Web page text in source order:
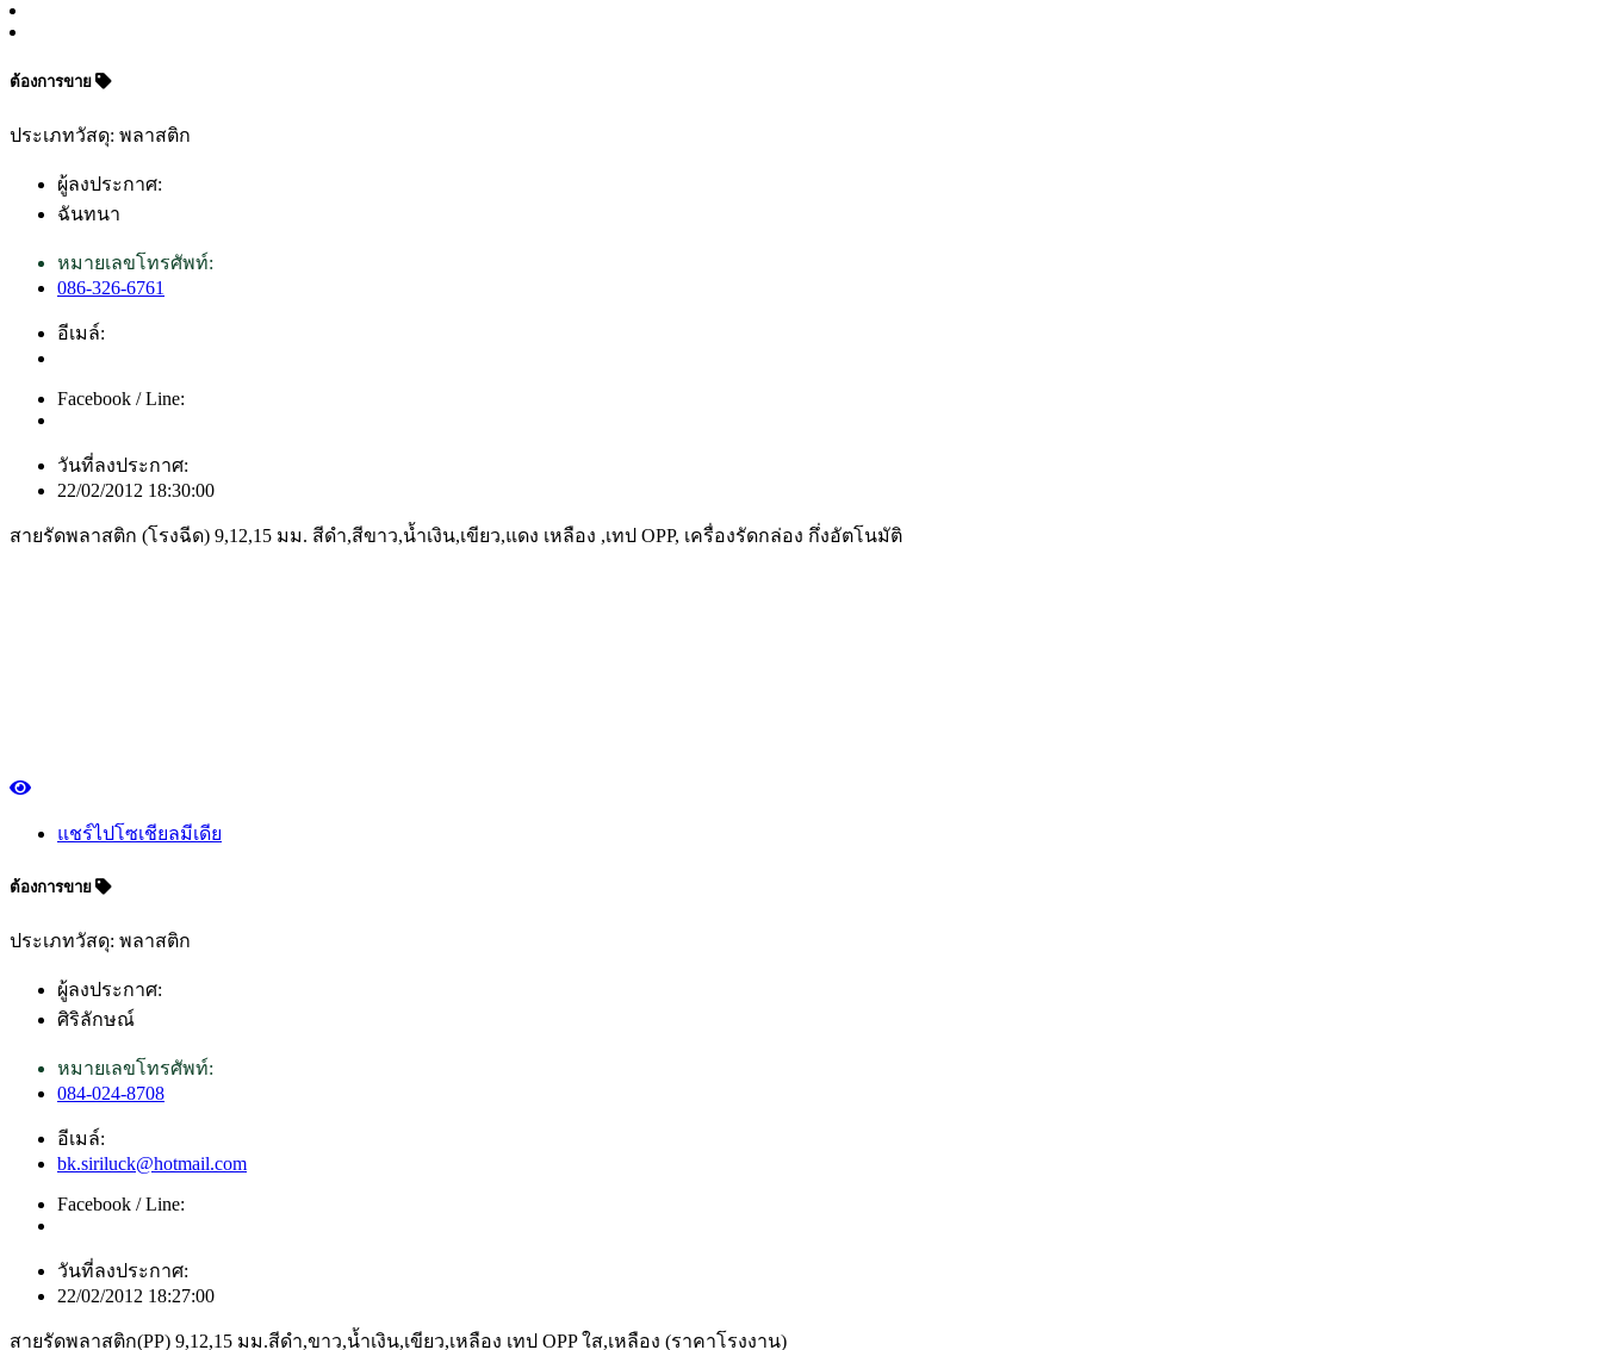
ต้องการขาย
ประเภทวัสดุ: พลาสติก
ผู้ลงประกาศ:
ฉันทนา
หมายเลขโทรศัพท์:
086-326-6761
อีเมล์:
Facebook / Line:
วันที่ลงประกาศ:
22/02/2012 18:30:00
สายรัดพลาสติก (โรงฉีด) 9,12,15 มม. สีดำ,สีขาว,น้ำเงิน,เขียว,แดง เหลือง ,เทป OPP, เครื่องรัดกล่อง กึ่งอัตโนมัติ
แชร์ไปโซเชียลมีเดีย
ต้องการขาย
ประเภทวัสดุ: พลาสติก
ผู้ลงประกาศ:
ศิริลักษณ์
หมายเลขโทรศัพท์:
084-024-8708
อีเมล์:
bk.siriluck@hotmail.com
Facebook / Line:
วันที่ลงประกาศ:
22/02/2012 18:27:00
สายรัดพลาสติก(PP) 9,12,15 มม.สีดำ,ขาว,น้ำเงิน,เขียว,เหลือง เทป OPP ใส,เหลือง (ราคาโรงงาน)